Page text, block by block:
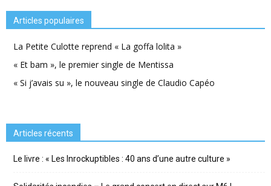
Articles populaires
La Petite Culotte reprend « La goffa lolita »
« Et bam », le premier single de Mentissa
« Si j’avais su », le nouveau single de Claudio Capéo
Articles récents
Le livre : « Les Inrockuptibles : 40 ans d’une autre culture »